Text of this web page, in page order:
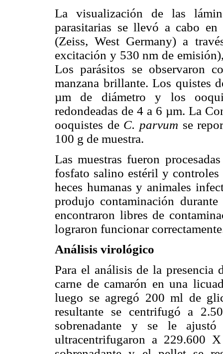
La visualización de las
parasitarias se llevó a cabo
(Zeiss, West Germany) a
excitación y 530 nm de
Los parásitos se observaron
manzana brillante. Los quistes
µm de diámetro y los
redondeadas de 4 a 6 µm. La
ooquistes de C. parvum se
100 g de muestra.
Las muestras fueron
fosfato salino estéril y controles
heces humanas y animales
produjo contaminación
encontraron libres de
lograron funcionar
Análisis virológico
Para el análisis de la presencia
carne de camarón en una
luego se agregó 200 ml de
resultante se centrifugó a
sobrenadante y se le
ultracentrifugaron a 229.600